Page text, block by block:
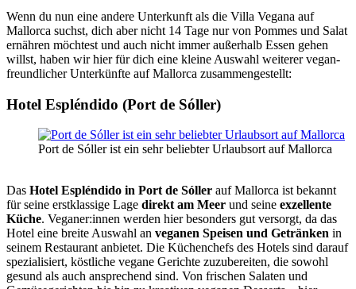
Wenn du nun eine andere Unterkunft als die Villa Vegana auf
Mallorca suchst, dich aber nicht 14 Tage nur von Pommes und Salat
ernähren möchtest und auch nicht immer außerhalb Essen gehen
willst, haben wir hier für dich eine kleine Auswahl weiterer vegan-
freundlicher Unterkünfte auf Mallorca zusammengestellt:
Hotel Espléndido (Port de Sóller)
Port de Sóller ist ein sehr beliebter Urlaubsort auf Mallorca
Das Hotel Espléndido in Port de Sóller auf Mallorca ist bekannt
für seine erstklassige Lage direkt am Meer und seine exzellente
Küche. Veganer:innen werden hier besonders gut versorgt, da das
Hotel eine breite Auswahl an veganen Speisen und Getränken in
seinem Restaurant anbietet. Die Küchenchefs des Hotels sind darauf
spezialisiert, köstliche vegane Gerichte zuzubereiten, die sowohl
gesund als auch ansprechend sind. Von frischen Salaten und